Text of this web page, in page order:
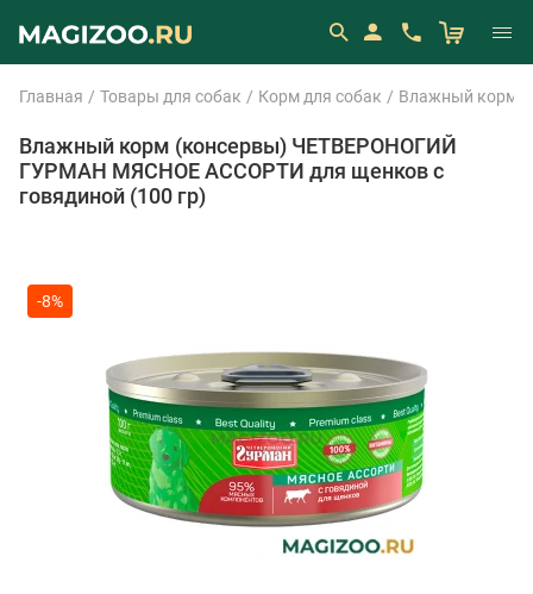
Главная Товары для собак Корм для собак Влажный корм
Влажный корм (консервы) ЧЕТВЕРОНОГИЙ
ГУРМАН МЯСНОЕ АССОРТИ для щенков с
говядиной (100 гр)
-8%